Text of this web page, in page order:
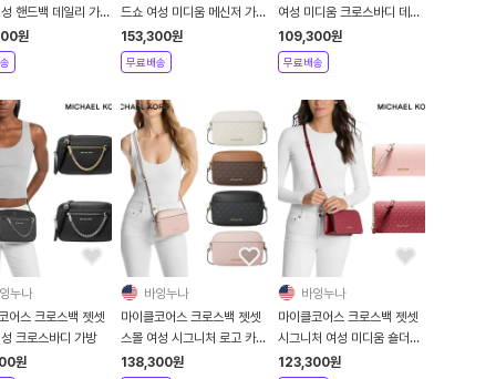
핸드백 데일리 가벼
인트 가방
원
드쇼 여성 미디움 메신저 가죽
가방
153,300원
무료배송
여성 미디움 크로스바디 데일
리 가방
109,300원
무료배송
누나
어스 크로스백 젯셋
크로스바디 가방
원
바잉누나
마이클코어스 크로스백 젯셋
스몰 여성 시그니처 로고 카메
라백 크로스바디 가방
138,300원
바잉누나
마이클코어스 크로스백 젯셋
시그니처 여성 미디움 숄더백
로고 가방
123,300원